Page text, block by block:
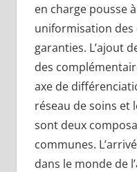
en charge pousse
uniformisation
garanties. L’ajout
des
axe de
réseau de soins et
sont deux
communes.
dans le monde de